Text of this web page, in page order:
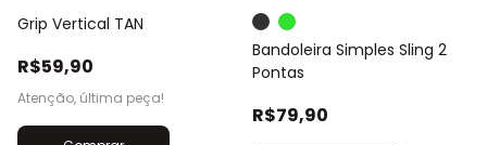
Grip Vertical TAN
R$59,90
Atenção, última peça!
Bandoleira Simples Sling 2
Pontas
R$79,90